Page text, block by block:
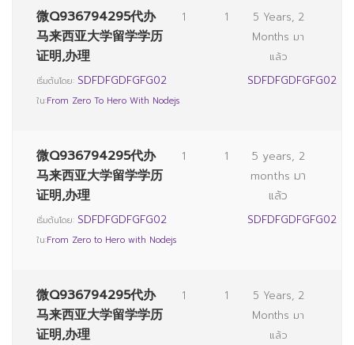
微Q936794295代办
马来西亚大学留学学历
证明,办理
เริ่มต้นโดย: SDFDFGDFGFG02
ใน:From Zero To Hero With Nodejs
1 1
5 Years, 2
Months มา
แล้ว
SDFDFGDFGFG02
微Q936794295代办
马来西亚大学留学学历
证明,办理
เริ่มต้นโดย: SDFDFGDFGFG02
ใน:From Zero to Hero with Nodejs
1 1
5 years, 2
months มา
แล้ว
SDFDFGDFGFG02
微Q936794295代办
马来西亚大学留学学历
证明,办理
1 1
5 Years, 2
Months มา
แล้ว